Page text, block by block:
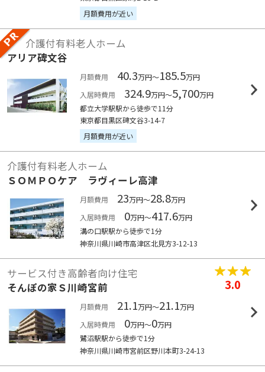
月額費用が近い
介護付有料老人ホーム
アリア碑文谷
月額費用 40.3万円～185.5万円
入居時費用
324.9万円～5,700万円
都立大学駅駅から徒歩で11分
東京都目黒区碑文谷3-14-7
月額費用が近い
介護付有料老人ホーム
ＳＯＭＰＯケア ラヴィーレ高津
月額費用 23万円～28.8万円
入居時費用
0万円～417.6万円
溝の口駅駅から徒歩で1分
神奈川県川崎市高津区北見方3-12-13
サービス付き高齢者向け住宅
そんぽの家Ｓ川崎宮前
3.0
月額費用 21.1万円～21.1万円
入居時費用
0万円～0万円
鷺沼駅駅から徒歩で1分
神奈川県川崎市宮前区野川本町3-24-13